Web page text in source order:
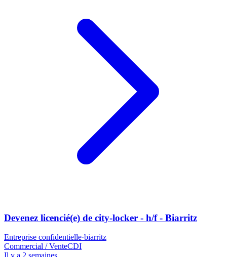
Devenez licencié(e) de city-locker - h/f - Biarritz
Entreprise confidentielle·biarritz
Commercial / VenteCDI